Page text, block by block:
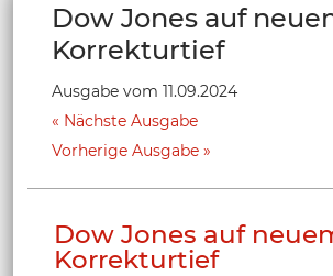
Dow Jones auf
Korrekturtief
Ausgabe vom 11.09.2024
Nächste Ausgabe
Vorherige Ausgabe
Dow Jones auf
Korrekturtief